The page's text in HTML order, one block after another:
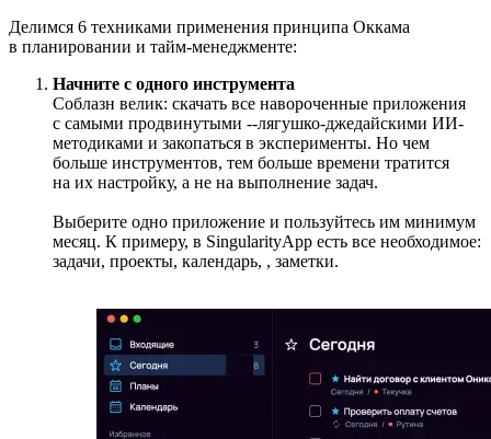
Делимся 6 техниками применения принципа Оккама
в планировании и тайм-менеджменте:
Начните с одного инструмента
Соблазн велик: скачать все навороченные приложения
с самыми продвинутыми --лягушко-джедайскими ИИ-
методиками и закопаться в эксперименты. Но чем
больше инструментов, тем больше времени тратится
на их настройку, а не на выполнение задач.
Выберите одно приложение и пользуйтесь им минимум
месяц. К примеру, в SingularityApp есть все необходимое:
задачи, проекты, календарь, , заметки.